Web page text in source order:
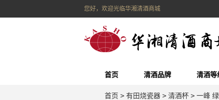
您好，欢迎光临华湘清酒商城
首页 清酒品牌 清酒等
首页 > 有田烧瓷器 > 清酒杯 > 一峰